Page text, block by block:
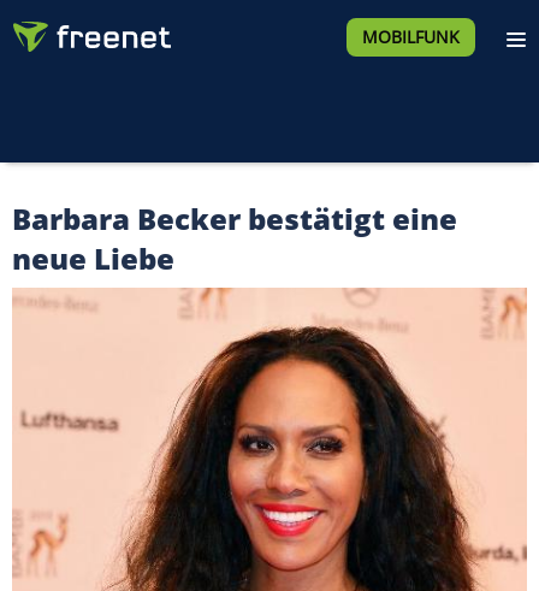
MOBILFUNK
Barbara Becker bestätigt eine
neue Liebe